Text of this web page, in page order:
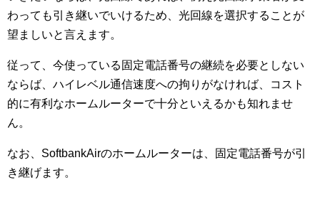
わっても引き継いでいけるため、光回線を選択することが
望ましいと言えます。
従って、今使っている固定電話番号の継続を必要としない
ならば、ハイレベル通信速度への拘りがなければ、コスト
的に有利なホームルーターで十分といえるかも知れませ
ん。
なお、SoftbankAirのホームルーターは、固定電話番号が引
き継げます。